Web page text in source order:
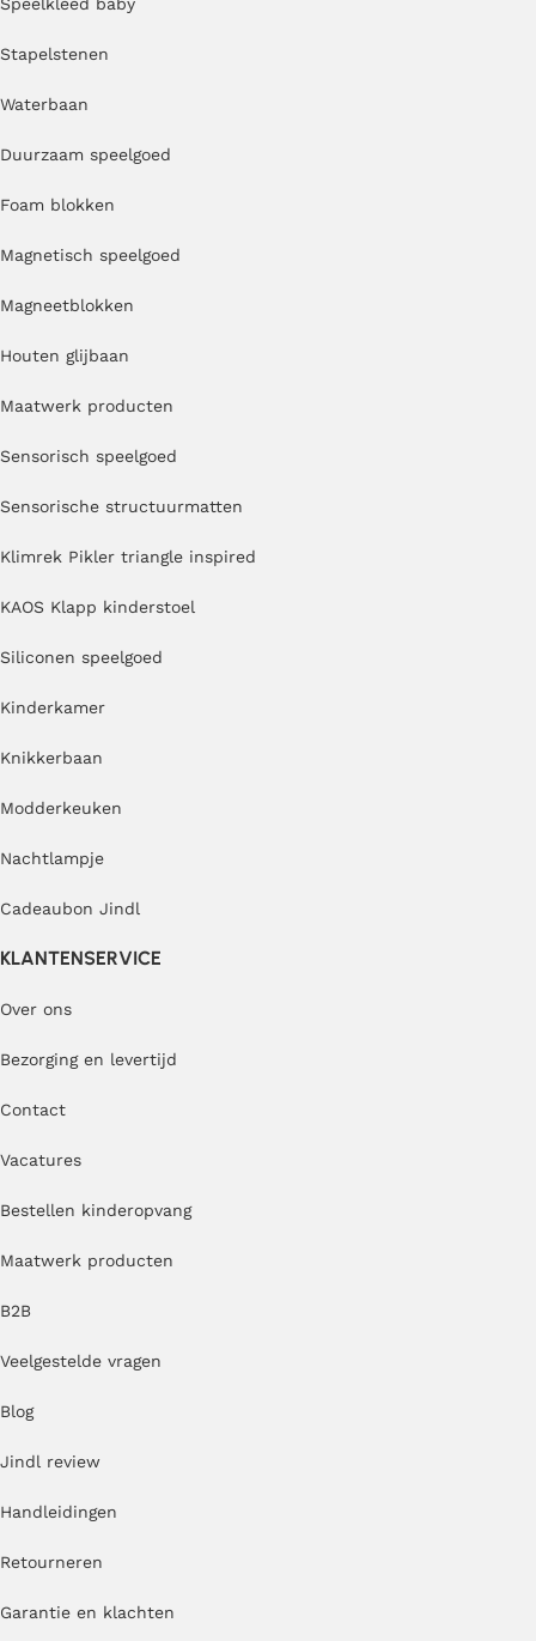
Stapelstenen
Waterbaan
Duurzaam speelgoed
Foam blokken
Magnetisch speelgoed
Magneetblokken
Houten glijbaan
Maatwerk producten
Sensorisch speelgoed
Sensorische structuurmatten
Klimrek Pikler triangle inspired
KAOS Klapp kinderstoel
Siliconen speelgoed
Kinderkamer
Knikkerbaan
Modderkeuken
Nachtlampje
Cadeaubon Jindl
KLANTENSERVICE
Over ons
Bezorging en levertijd
Contact
Vacatures
Bestellen kinderopvang
Maatwerk producten
B2B
Veelgestelde vragen
Blog
Jindl review
Handleidingen
Retourneren
Garantie en klachten